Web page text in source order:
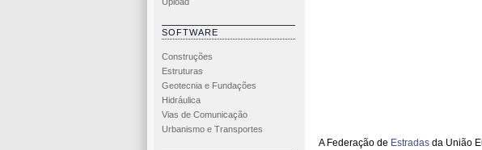
SOFTWARE
Construções
Estruturas
Geotecnia e Fundações
Hidráulica
Vias de Comunicação
Urbanismo e Transportes
A Federação de Estradasda União